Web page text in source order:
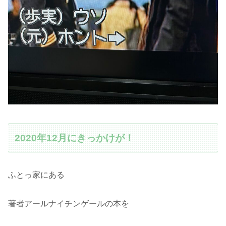
2020年12月にきっかけが！
ふとっ家にある
著者アールナイチンゲールの本を